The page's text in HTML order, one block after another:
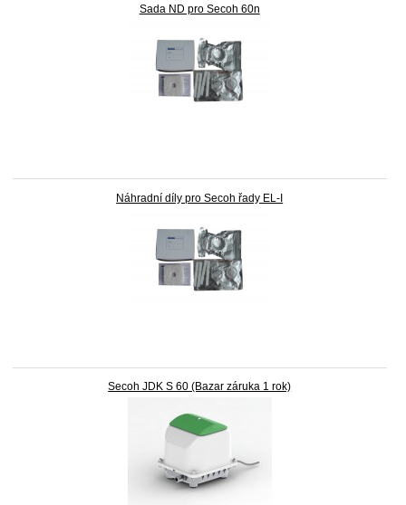
Sada ND pro Secoh 60n
Náhradní díly pro Secoh řady EL-I
Secoh JDK S 60 (Bazar záruka 1 rok)